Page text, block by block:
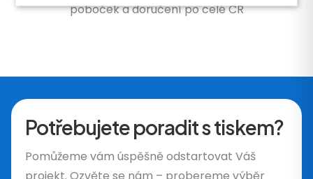
poboček a doručení po celé ČR
Potřebujete poradit s tiskem?
Pomůžeme vám úspěšně odstartovat Váš